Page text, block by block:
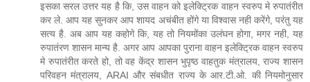
इसका सरल उत्तर यह है कि, उस वाहन को इलेक्ट्रिक वाहन स्वरुप मे रुपातंरीत
कर ले. आप यह सुनकर आप शायद अचंबीत होंगे या विश्वास नही करेंगे, परंतु यह
सत्य है. अब आप यह कहोगे कि, यह तो नियमोंका उलंघन होगा, मगर नही, यह
रुपातंरण शासन मान्य है. अगर आप आपका पुराना वाहन इलेक्ट्रिक वाहन स्वरुप
मे रुपातंरीत करते हो, तो वह केंद्र शासन भुपृष्ठ वाहतुक मंत्रालय, राज्य शासन
परिवहन मंत्रालय, ARAI और संबधीत राज्य के आर.टी.ओ. की नियमोनुसार